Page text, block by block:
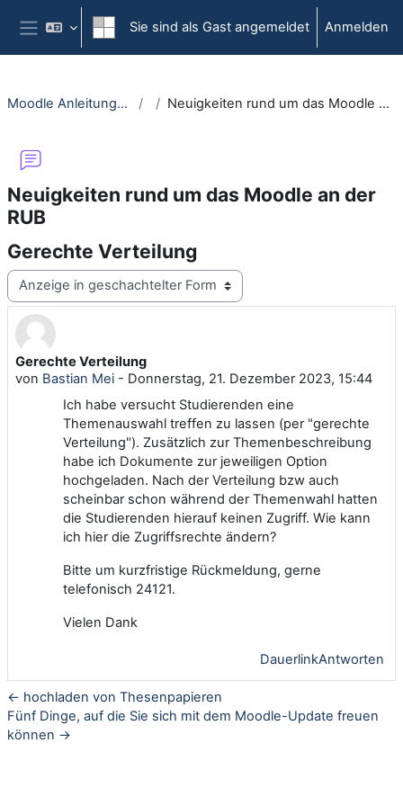
Zum Hauptinhalt
Website-Übersicht
Sie sind als Gast angemeldet Anmelden
Moodle Anleitungsportal Neuigkeiten rund um das Moodle an der RUB
Neuigkeiten rund um das Moodle an der
RUB
Gerechte Verteilung
Anzeigemodus
Gerechte Verteilung
von Bastian Mei - Donnerstag, 21. Dezember 2023, 15:44
Anzahl Antworten: 0
Ich habe versucht Studierenden eine
Themenauswahl treffen zu lassen (per "gerechte
Verteilung"). Zusätzlich zur Themenbeschreibung
habe ich Dokumente zur jeweiligen Option
hochgeladen. Nach der Verteilung bzw auch
scheinbar schon während der Themenwahl hatten
die Studierenden hierauf keinen Zugriff. Wie kann
ich hier die Zugriffsrechte ändern?
Bitte um kurzfristige Rückmeldung, gerne
telefonisch 24121.
Vielen Dank
DauerlinkAntworten
← hochladen von Thesenpapieren
Fünf Dinge, auf die Sie sich mit dem Moodle-Update freuen
können →